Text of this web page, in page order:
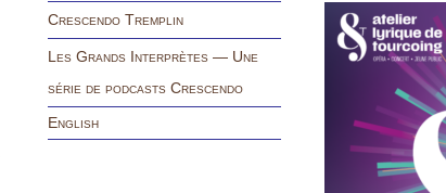
Crescendo Tremplin
Les Grands Interprètes — Une
série de podcasts Crescendo
English